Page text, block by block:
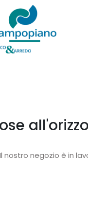
nostro negozio è in